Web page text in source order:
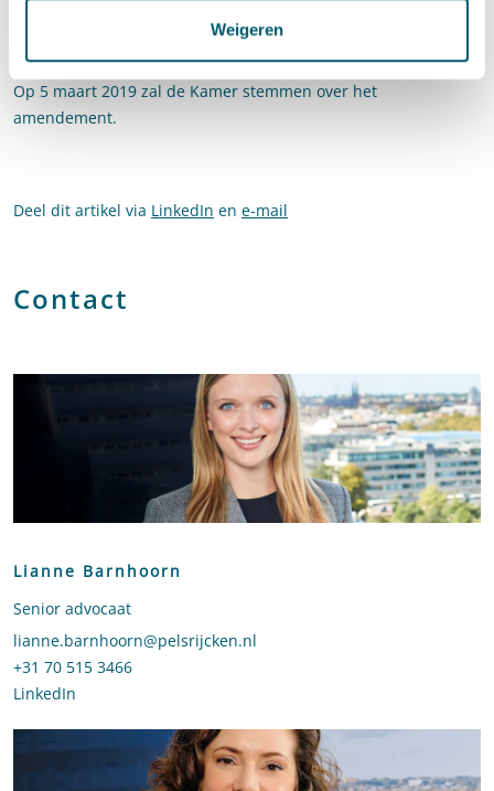
Weigeren
vormgegeven is nog steeds maatwerk en dus niet geschikt om
Op 5 maart 2019 zal de Kamer stemmen over het
amendement.
Deel dit artikel via LinkedIn en e-mail
Contact
Lianne Barnhoorn
Senior advocaat
Stuur een e-mail naar Lianne Barnhoorn
lianne.barnhoorn@pelsrijcken.nl
Bel naar Lianne Barnhoorn
+31 70 515 3466
LinkedIn